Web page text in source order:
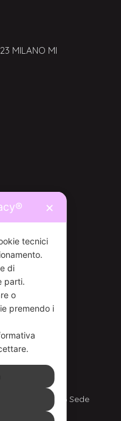
MILANO MI
02340440516 Sede
(AR)
✕
tecnici
di
parti.
o
premendo i